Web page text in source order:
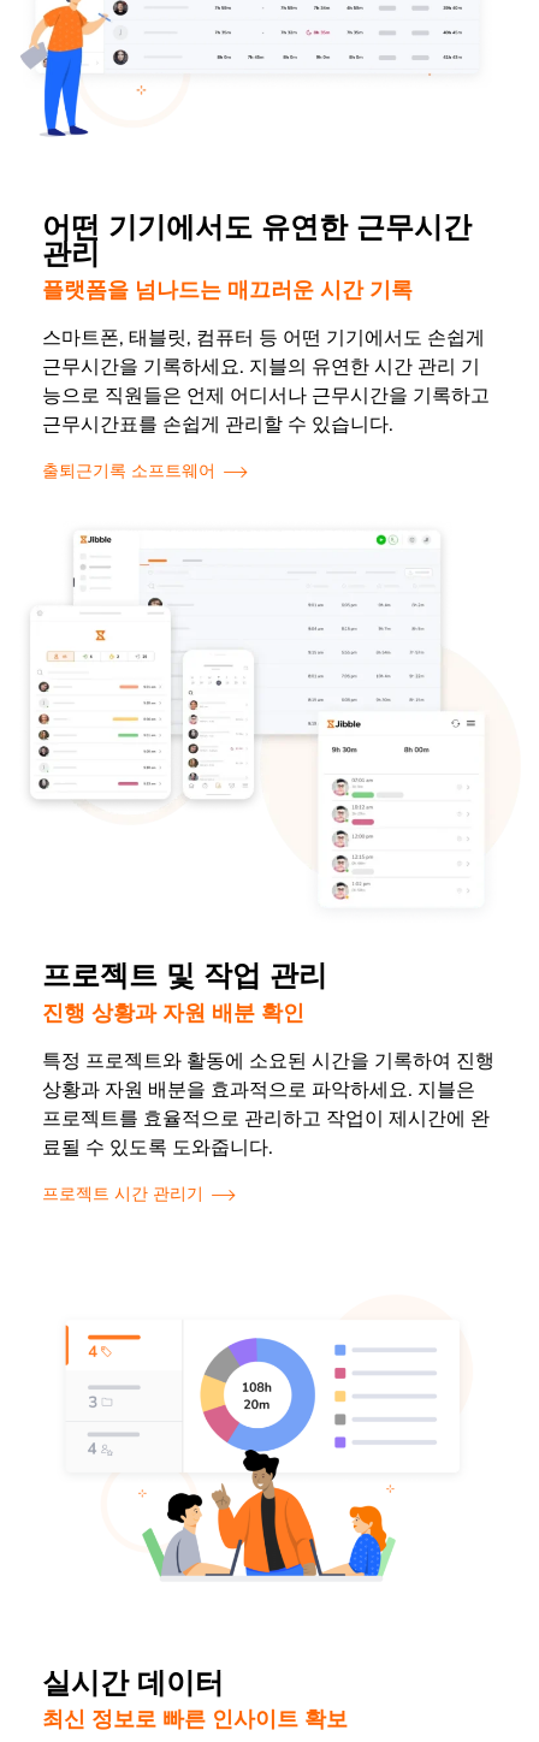
어떤 기기에서도 유연한 근무시간
관리
플랫폼을 넘나드는 매끄러운 시간 기록
스마트폰, 태블릿, 컴퓨터 등 어떤 기기에서도 손쉽게
근무시간을 기록하세요. 지블의 유연한 시간 관리 기
능으로 직원들은 언제 어디서나 근무시간을 기록하고
근무시간표를 손쉽게 관리할 수 있습니다.
출퇴근기록 소프트웨어
프로젝트 및 작업 관리
진행 상황과 자원 배분 확인
특정 프로젝트와 활동에 소요된 시간을 기록하여 진행
상황과 자원 배분을 효과적으로 파악하세요. 지블은
프로젝트를 효율적으로 관리하고 작업이 제시간에 완
료될 수 있도록 도와줍니다.
프로젝트 시간 관리기
실시간 데이터
최신 정보로 빠른 인사이트 확보